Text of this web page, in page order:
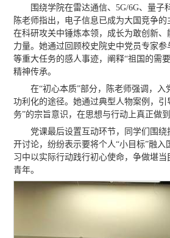
围绕学院在雷达通信、5G/6G、量子
陈老师指出，电子信息已成为大国竞争
在科研攻关中锤炼本领，成长为敢创新
力量。她通过回顾校史院史中党员专家参
等重大任务的感人事迹，阐释“祖国的需
精神传承。
在“初心本质”部分，陈老师强调，入
功利化的途径。她通过典型人物案例，引
务”的宗旨意识，在思想与行动上真正做到
党课最后设置互动环节，同学们围
开讨论，纷纷表示要将个人“小目标”融入
习中以实际行动践行初心使命，争做堪
青年。